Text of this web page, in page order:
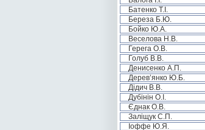
Батенко Т.І.
Береза Б.Ю.
Бойко Ю.А.
Веселова Н.В.
Герега О.В.
Голуб В.В.
Денисенко А.П.
Дерев’янко Ю.Б.
Дідич В.В.
Дубінін О.І.
Єднак О.В.
Заліщук С.П.
Іоффе Ю.Я.